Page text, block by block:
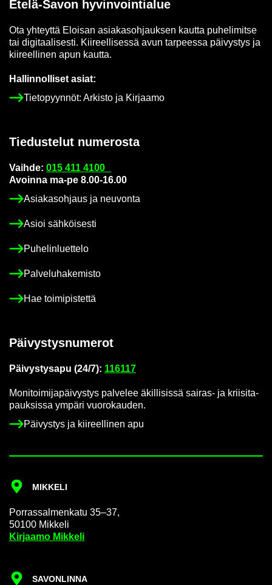
Etelä-​Savon hy­vin­voin­tia­lue
Ota yh­teyt­tä Eloi­san asia­kas­oh­jauk­sen kaut­ta pu­he­li­mit­se
tai di­gi­taa­li­ses­ti. Kii­reel­li­ses­sä avun tar­pees­sa päi­vys­tys ja
kii­reel­li­nen apun kaut­ta.
Hal­lin­nol­li­set asiat:
Tie­to­pyyn­nöt: Ar­kis­to ja Kir­jaa­mo
Tie­dus­te­lut nu­me­ros­ta
Vaih­de: 015 411 4100
Avoin­na ma-pe 8.00-16.00
Asia­kas­oh­jaus ja neu­von­ta
Asioi säh­köi­ses­ti
Pu­he­lin­luet­te­lo
Pal­ve­lu­ha­ke­mis­to
Hae toi­mi­pis­tet­tä
Päi­vys­tys­nu­me­rot
Päi­vys­tys­a­pu (24/7): 116117
Mo­ni­toi­mi­ja­päi­vys­tys pal­ve­lee äkil­li­sis­sä sairas-​ ja krii­si­ta­
pauk­sis­sa ym­pä­ri vuo­ro­kau­den.
Päi­vys­tys ja kii­reel­li­nen apu
MIK­KE­LI
Por­ras­sal­men­ka­tu 35–37,
50100 Mik­ke­li
Kir­jaa­mo Mik­ke­li
SA­VON­LIN­NA